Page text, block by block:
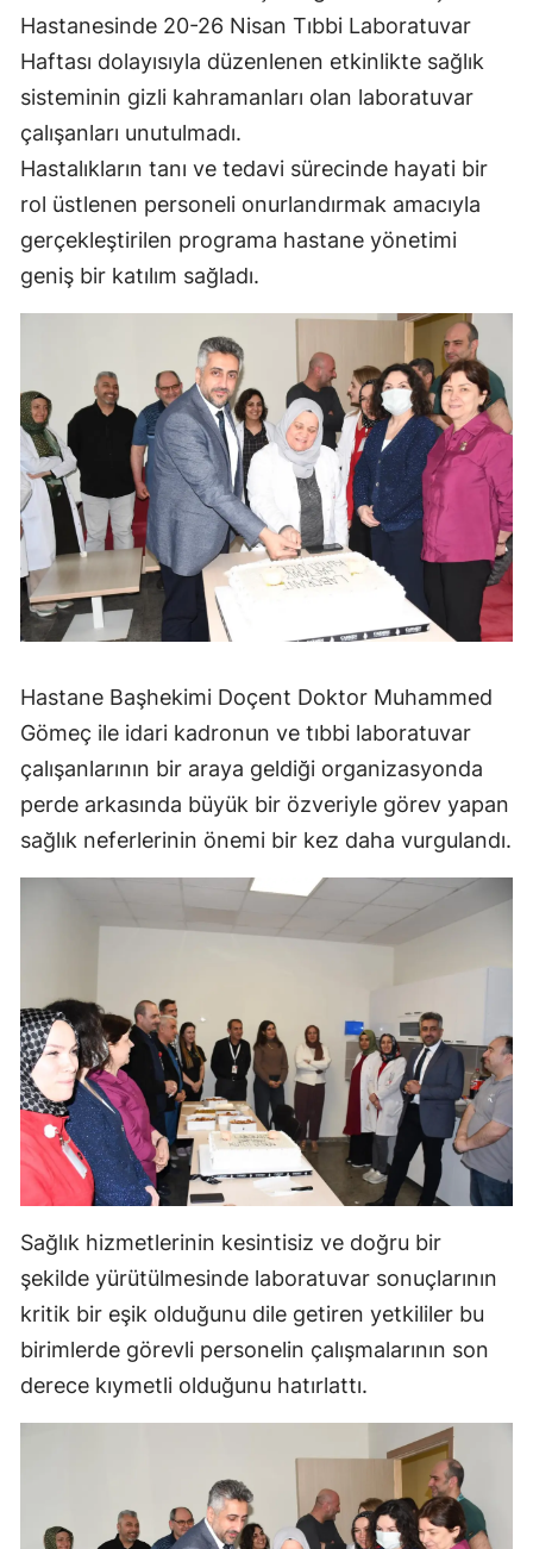
Eskişehir
Gaziantep
Gümüşhane
Hakkari
Isparta
Mersin
İstanbul
İzmir
Kars
Kastamonu
Kayseri
Kırşehir
Kocaeli
Konya
Kütahya
Malatya
Manisa
Mardin
Muğla
Muş
Nevşehir
Niğde
Ordu
Rize
Sakarya
Samsun
Sinop
Hastanesinde 20-26 Nisan Tıbbi Laboratuvar
Haftası dolayısıyla düzenlenen etkinlikte sağlık
sisteminin gizli kahramanları olan laboratuvar
çalışanları unutulmadı.
Hastalıkların tanı ve tedavi sürecinde hayati bir
rol üstlenen personeli onurlandırmak amacıyla
gerçekleştirilen programa hastane yönetimi
geniş bir katılım sağladı.
Hastane Başhekimi Doçent Doktor Muhammed
Gömeç ile idari kadronun ve tıbbi laboratuvar
çalışanlarının bir araya geldiği organizasyonda
perde arkasında büyük bir özveriyle görev yapan
sağlık neferlerinin önemi bir kez daha vurgulandı.
Sağlık hizmetlerinin kesintisiz ve doğru bir
şekilde yürütülmesinde laboratuvar sonuçlarının
kritik bir eşik olduğunu dile getiren yetkililer bu
birimlerde görevli personelin çalışmalarının son
derece kıymetli olduğunu hatırlattı.